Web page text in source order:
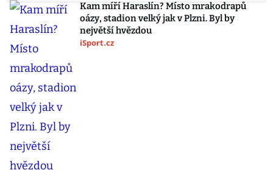
Kam míří Haraslín? Místo mrakodrapů
oázy, stadion velký jak v Plzni. Byl by
největší hvězdou
iSport.cz